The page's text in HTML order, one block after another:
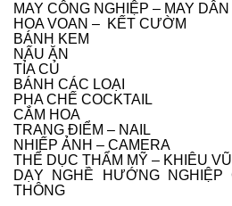
MAY CÔNG NGHIỆP – MAY
HOA VOAN – KẾT CƯỜM
BÁNH KEM
NẤU ĂN
TỈA CỦ
BÁNH CÁC LOẠI
PHA CHẾ COCKTAIL
CẮM HOA
TRANG ĐIỂM – NAIL
NHIẾP ẢNH – CAMERA
THỂ DỤC THẨM MỸ – KHIÊU VŨ
DẠY NGHỀ HƯỚNG
THÔNG